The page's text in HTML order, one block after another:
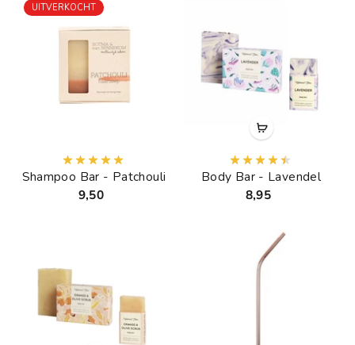
UITVERKOCHT
Shampoo Bar - Patchouli
9,50
Body Bar - Lavendel
8,95